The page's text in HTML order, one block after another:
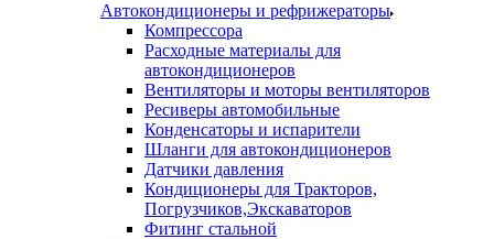
Автокондиционеры и рефрижераторы
Компрессора
Расходные материалы для
автокондиционеров
Вентиляторы и моторы вентиляторов
Ресиверы автомобильные
Конденсаторы и испарители
Шланги для автокондиционеров
Датчики давления
Кондиционеры для Тракторов,
Погрузчиков,Экскаваторов
Фитинг стальной